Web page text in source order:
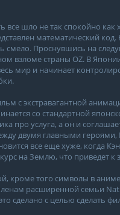
все шло не так спокойно
математический
смело. Проснувшись на
взломе страны OZ. В
мир и начинает
с экстравагантной
со стандартной
про услуга, а он и
двумя главными героями,
все еще хуже, когда
на Землю, что приведет
кроме того символы в
расширенной семьи
сделано с целью сделать